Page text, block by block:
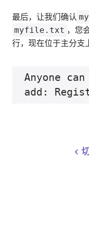
最后，让我们确认
myfile.txt ，您
行，现在位于主分支
Anyone